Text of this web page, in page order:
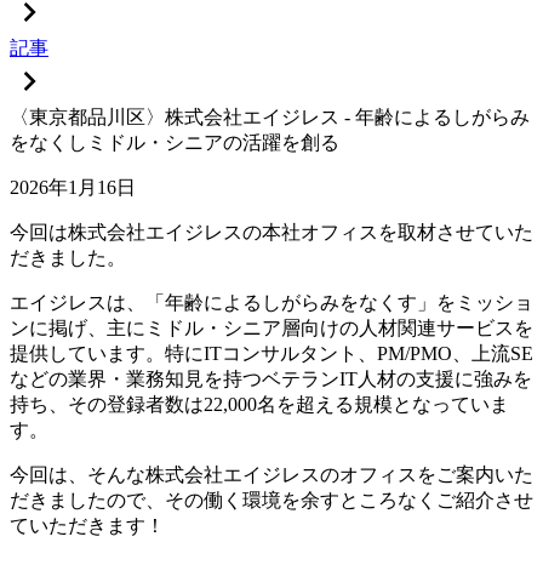
記事
〈東京都品川区〉株式会社エイジレス - 年齢によるしがらみ
をなくしミドル・シニアの活躍を創る
2026年1月16日
今回は株式会社エイジレスの本社オフィスを取材させていた
だきました。
エイジレスは、「年齢によるしがらみをなくす」をミッショ
ンに掲げ、主にミドル・シニア層向けの人材関連サービスを
提供しています。特にITコンサルタント、PM/PMO、上流SE
などの業界・業務知見を持つベテランIT人材の支援に強みを
持ち、その登録者数は22,000名を超える規模となっていま
す。
今回は、そんな株式会社エイジレスのオフィスをご案内いた
だきましたので、その働く環境を余すところなくご紹介させ
ていただきます！